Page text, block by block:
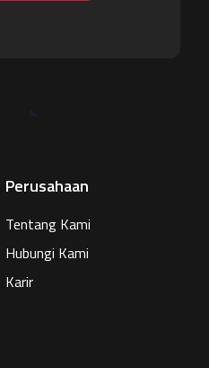
Perusahaan
Tentang Kami
Hubungi Kami
Karir